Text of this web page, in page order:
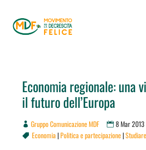
Economia regionale: una
il futuro dell’Europa
Gruppo Comunicazione MDF 8 Mar 2013
 Economia |Politica e partecipazione|